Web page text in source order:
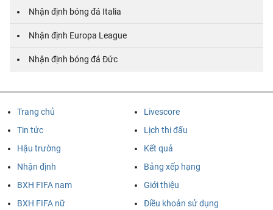
Nhận định bóng đá Italia
Nhận định Europa League
Nhận định bóng đá Đức
Trang chủ
Tin tức
Hậu trường
Nhận định
Livescore
Lịch thi đấu
Kết quả
Bảng xếp hạng
BXH FIFA nam
BXH FIFA nữ
Giới thiệu
Điều khoản sử dụng